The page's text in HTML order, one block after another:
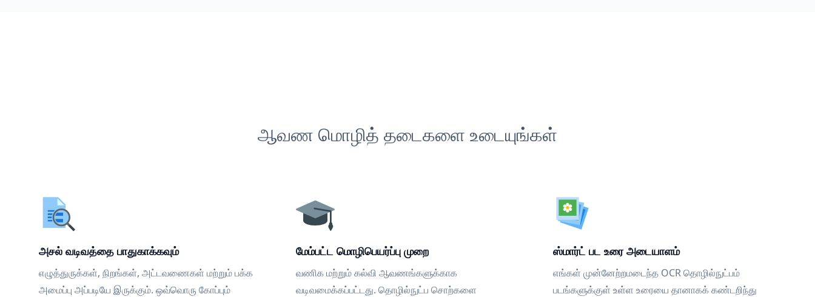
ஆவண மொழித் தடைகளை உடையுங்கள்
அசல் வடிவத்தை பாதுகாக்கவும்
எழுத்துருக்கள், நிறங்கள், அட்டவணைகள் மற்றும் பக்க
அமைப்பு அப்படியே இருக்கும். ஒவ்வொரு கோப்பும்
மேம்பட்ட மொழிபெயர்ப்பு முறை
வணிக மற்றும் கல்வி ஆவணங்களுக்காக
வடிவமைக்கப்பட்டது. தொழில்நுட்ப சொற்களை
ஸ்மார்ட் பட உரை அடையாளம்
எங்கள் முன்னேற்றமடைந்த OCR தொழில்நுட்பம்
படங்களுக்குள் உள்ள உரையை தானாகக் கண்டறிந்து